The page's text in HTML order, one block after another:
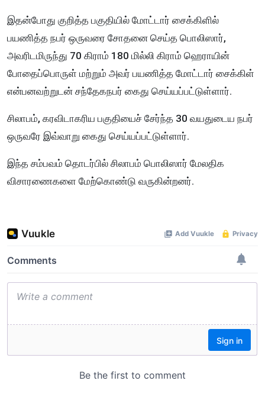
இதன்போது குறித்த பகுதியில் மோட்டார் சைக்கிளில்
பயணித்த நபர் ஒருவரை சோதனை செய்த பொலிஸார்,
அவரிடமிருந்து 70 கிராம் 180 மில்லி கிராம் ஹெராயின்
போதைப்பொருள் மற்றும் அவர் பயணித்த மோட்டார் சைக்கிள்
என்பனவற்றுடன் சந்தேகநபர் கைது செய்யப்பட்டுள்ளார்.
சிலாபம், கரவிடாகரிய பகுதியைச் சேர்ந்த 30 வயதுடைய நபர்
ஒருவரே இவ்வாறு கைது செய்யப்பட்டுள்ளார்.
இந்த சம்பவம் தொடர்பில் சிலாபம் பொலிஸார் மேலதிக
விசாரணைகளை மேற்கொண்டு வருகின்றனர்.